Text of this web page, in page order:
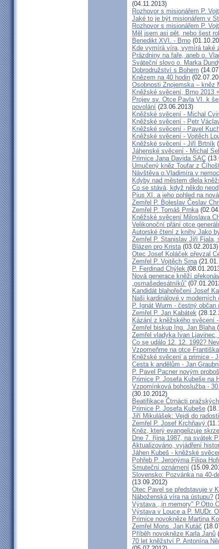
(04.11.2013)
Rozhovor s misionářem P.
Jaké to je být misionářem v
Rozhovor s misionářem P.
Měl jsem asi pět, nebo šest
Benedikt XVI. - Brno
Kde vymírá víra, vymírá také
Prázdniny na faře, aneb o.
Sváteční slovo o. Marka
Dobrodružství s Bohem
Knězem na 40 hodin
Osobnosti Znojemska – kněz
Kněžské svěcení, Brno 2013
Projev sv. Otce Pavla VI. k
povolání (23.06.2013)
Kněžské svěcení - Michal
Kněžské svěcení - Petr
Kněžské svěcení - Pavel
Kněžské svěcení - Vojtěch
Kněžské svěcení - Jiří Brtník
Jáhenské svěcení - Michal
Primice Jana Davida SAC
Umučený kněz Toufar z
Návštěva o.Vladimíra v
Kdyby nad městem dlela
Co se stává, když někdo
Pius XI. a jeho pohled na
Zemřel P. Boleslav Česlav
Zemřel P. Tomáš Prnka
Kněžské svěcení Miloslava
Velikonoční přání otce
Autorské čtení z knihy Jako
Zemřel P. Stanislav Jiří Fiala,
Blázen pro Krista(03.02.2013)
Otec Josef Koláček převzal
Zemřel P. Vojtěch Srna
P. Ferdinad Chýlek
Nová generace kněží
„osmašedesátníků”
Kandidát blahořečení Josef
Naši kardinálové v
P. Ignát Wurm - čestný
Zemřel P. Jan Kabátek
Kázání z kněžského svěcení
Zemřel biskup Ing. Jan Blaha
Zemřel vladyka Ivan
Co se událo 12. 12. 1992?
Vzpomeňme na otce
Kněžské svěcení a primice -
Cesta k andělům - Jan
P. Pavel Pacner novým
Primice P. Josefa Kubeše na
Vzpomínková bohoslužba -
(30.10.2012)
Beatifikace Čtrnácti
Primice P. Josefa Kubeše
Jiří Mikulášek: Vejdi do
Zemřel P. Josef Krchňavý
Kněz, který evangelizuje
Dne 7. října 1987, na svátek
Aktualizováno, vyjádření
Jáhen Kubeš - kněžské
Pohřeb P. Jeronýma Filipa
Smuteční oznámení
Slovensko: Pozvánka na 40-
(13.09.2012)
Otec Pavel se představuje v
Náboženská víra na ústupu?
Výstava ,,in memory" P.Otto
Výstava v Louce a P. MUDr.
Primice novokněze Martina
Zemřel Mons. Jan Kutáč
Příběh novokněze Karla Janů
70 let kněžství P. Antonína